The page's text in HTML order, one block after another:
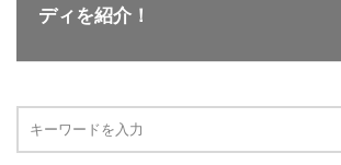
ディを紹介！